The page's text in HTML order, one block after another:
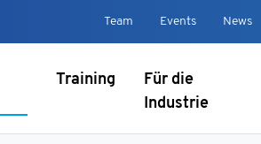
Team Events News
Training
Für die
Industrie